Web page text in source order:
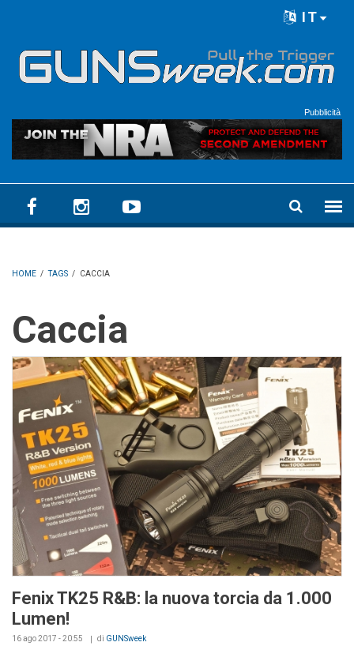
IT
Pubblicità
HOME / TAGS / CACCIA
Caccia
Fenix TK25 R&B: la nuova torcia da 1.000
Lumen!
16 ago 2017 - 20:55 di GUNSweek